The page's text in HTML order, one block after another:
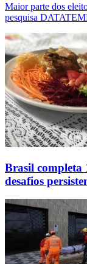
Maior parte dos
pesquisa
Brasil completa
desafios